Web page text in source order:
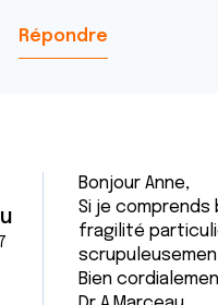
Répondre
Bonjour Anne,
Si je
fragilité
Bien